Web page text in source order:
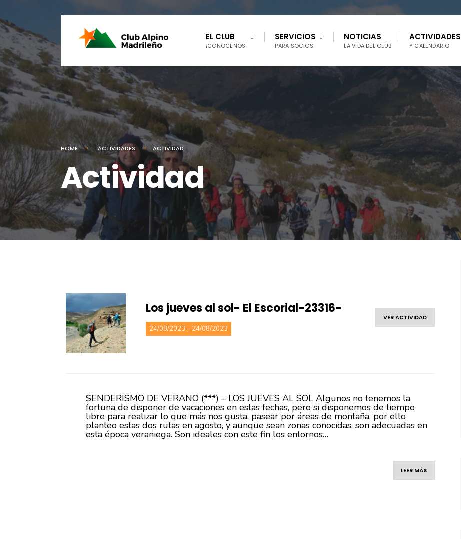
EL CLUB
¡CONÓCENOS!
SERVICIOS
PARA SOCIOS
NOTICIAS
LA VIDA DEL CLUB
ACTIVIDADES
Y CALENDARIO
HOME ACTIVIDADES ACTIVIDAD
Actividad
VER ACTIVIDAD
Los jueves al sol- El Escorial-23316-
24/08/2023 – 24/08/2023
SENDERISMO DE VERANO (***) – LOS JUEVES AL SOL Algunos no tenemos la
fortuna de disponer de vacaciones en estas fechas, pero si disponemos de tiempo
libre para realizar lo que más nos gusta, pasear por áreas de montaña, por ello
planteo estas dos rutas en agosto, y aunque sean zonas conocidas, son adecuadas en
esta época veraniega. Son ideales con este fin los entornos…
LEER MÁS